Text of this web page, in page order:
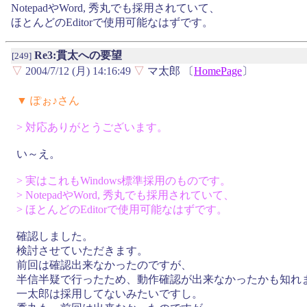
NotepadやWord, 秀丸でも採用されていて、
ほとんどのEditorで使用可能なはずです。
[249] Re3:貫太への要望
▽ 2004/7/12 (月) 14:16:49 ▽ マ太郎 〔HomePage〕
▼ ぽぉ♪さん
> 対応ありがとうございます。
い～え。
> 実はこれもWindows標準採用のものです。
> NotepadやWord, 秀丸でも採用されていて、
> ほとんどのEditorで使用可能なはずです。
確認しました。
検討させていただきます。
前回は確認出来なかったのですが、
半信半疑で行ったため、動作確認が出来なかったかも知れ
一太郎は採用してないみたいですし。